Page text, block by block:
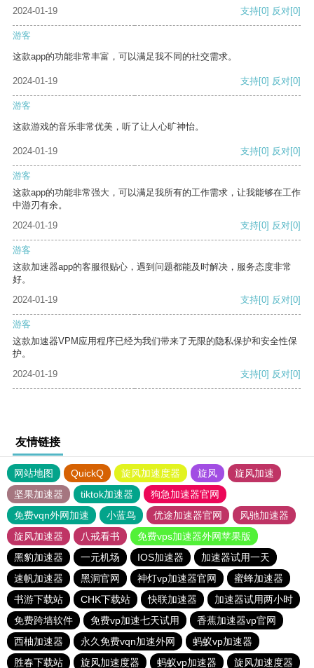
2024-01-19
支持[0] 反对[0]
游客
这款app的功能非常丰富，可以满足我不同的社交需求。
2024-01-19 支持[0] 反对[0]
游客
这款游戏的音乐非常优美，听了让人心旷神怡。
2024-01-19 支持[0] 反对[0]
游客
这款app的功能非常强大，可以满足我所有的工作需求，让我能够在工作
中游刃有余。
2024-01-19
支持[0] 反对[0]
游客
这款加速器app的客服很贴心，遇到问题都能及时解决，服务态度非常
好。
2024-01-19
支持[0] 反对[0]
游客
这款加速器VPM应用程序已经为我们带来了无限的隐私保护和安全性保
护。
2024-01-19
支持[0] 反对[0]
友情链接
网站地图 QuickQ 旋风加速度器 旋风
旋风加速
坚果加速器
tiktok加速器
狗急加速器官网
免费vqn外网加速
小蓝鸟 优途加速器官网
风驰加速器
旋风加速器
八戒看书
免费vps加速器外网苹果版
黑豹加速器
一元机场 IOS加速器
加速器试用一天
速帆加速器
黑洞官网 神灯vp加速器官网
蜜蜂加速器
书游下载站
CHK下载站 快联加速器
加速器试用两小时
免费跨墙软件
免费vp加速七天试用
香蕉加速器vp官网
西柚加速器
永久免费vqn加速外网
蚂蚁vp加速器
胜春下载站
旋风加速度器 蚂蚁vp加速器 旋风加速度器